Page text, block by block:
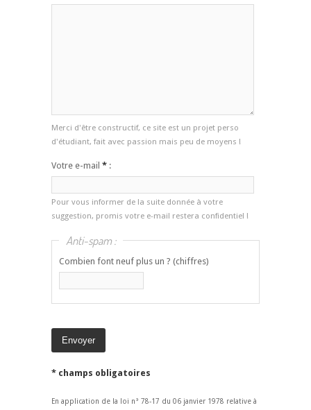
Merci d'être constructif, ce site est un projet perso
d'étudiant, fait avec passion mais peu de moyens !
Votre e-mail * :
Pour vous informer de la suite donnée à votre
suggestion, promis votre e-mail restera confidentiel !
Anti-spam :
Combien font neuf plus un ? (chiffres)
* champs obligatoires
En application de la loi n° 78-17 du 06 janvier 1978 relative à